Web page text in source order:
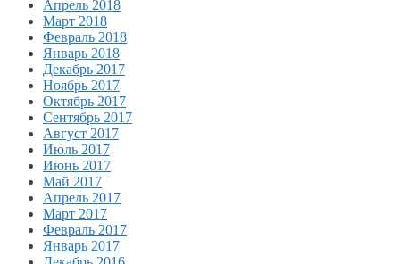
Апрель 2018
Март 2018
Февраль 2018
Январь 2018
Декабрь 2017
Ноябрь 2017
Октябрь 2017
Сентябрь 2017
Август 2017
Июль 2017
Июнь 2017
Май 2017
Апрель 2017
Март 2017
Февраль 2017
Январь 2017